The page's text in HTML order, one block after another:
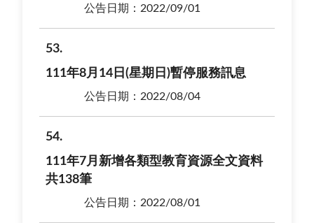
公告日期：2022/09/01
53
111年8月14日(星期日)暫停服務訊息
公告日期：2022/08/04
54
111年7月新增各類型教育資源全文資料
共138筆
公告日期：2022/08/01